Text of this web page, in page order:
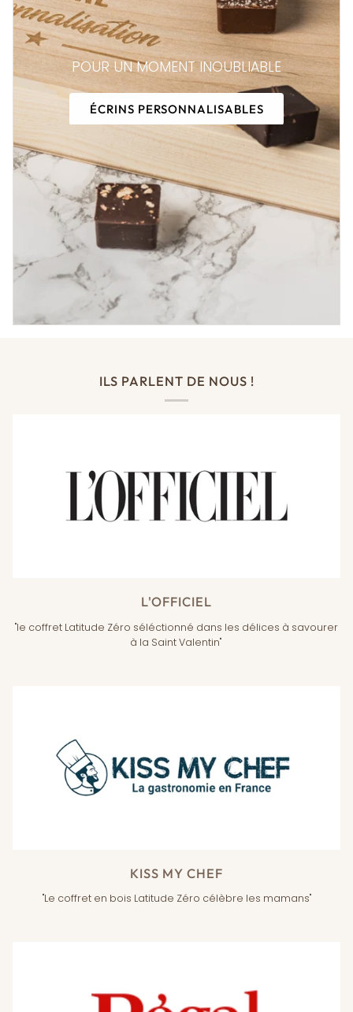
POUR UN MOMENT INOUBLIABLE
ÉCRINS PERSONNALISABLES
ILS PARLENT DE NOUS !
L'OFFICIEL
"le coffret Latitude Zéro séléctionné dans les délices à savourer
à la Saint Valentin"
KISS MY CHEF
"Le coffret en bois Latitude Zéro célèbre les mamans"